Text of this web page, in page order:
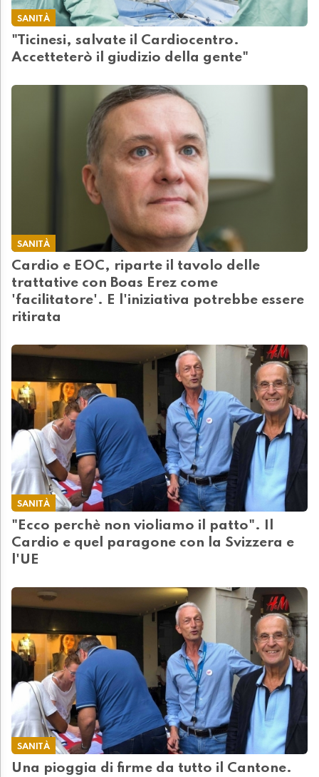
SANITÀ
"Ticinesi, salvate il Cardiocentro.
Accetteterò il giudizio della gente"
SANITÀ
Cardio e EOC, riparte il tavolo delle
trattative con Boas Erez come
'facilitatore'. E l'iniziativa potrebbe essere
ritirata
SANITÀ
"Ecco perchè non violiamo il patto". Il
Cardio e quel paragone con la Svizzera e
l'UE
SANITÀ
Una pioggia di firme da tutto il Cantone.